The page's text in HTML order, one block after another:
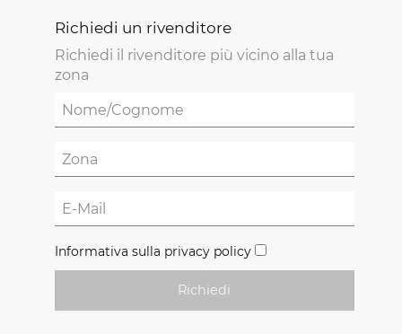
Richiedi un rivenditore
Richiedi il rivenditore più vicino alla tua
zona
Informativa sulla privacy policy
Richiedi